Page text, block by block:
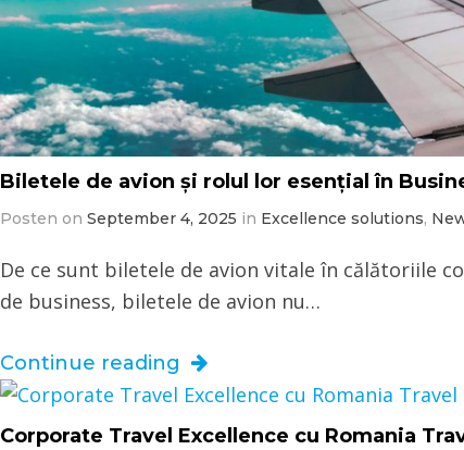
Biletele de avion și rolul lor esențial în
Posten on September 4, 2025 in Excellence solutions,
De ce sunt biletele de avion vitale în călătoriile
de business, biletele de avion nu…
Continue reading
Corporate Travel Excellence cu Romania